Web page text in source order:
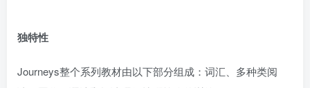
独特性
Journeys整个系列教材由以下部分组成：词汇、多种类阅